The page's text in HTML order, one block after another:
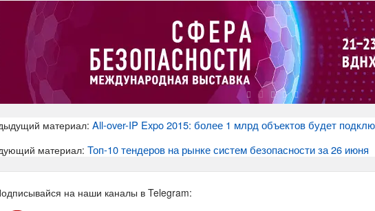
материал: All-over-IP Expo 2015: более 1 млрд объектов будет
материал: Топ-10 тендеров на рынке систем безопасности за 26 июня
на наши каналы в Telegram: